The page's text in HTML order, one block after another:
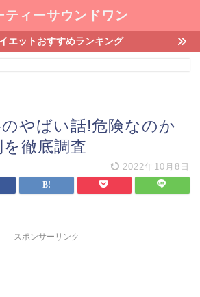
ティーサウンドワン
エットおすすめランキング
やばい話!危険なのか
徹底調査
2022年10月8日
スポンサーリンク